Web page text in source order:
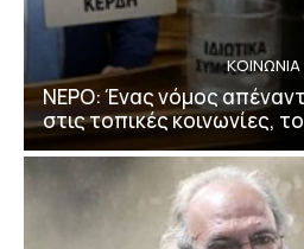
ΚΟΙΝΩΝΙΑ
ΝΕΡΟ: Ένας νόμος
στις τοπικές κοινωνίες,